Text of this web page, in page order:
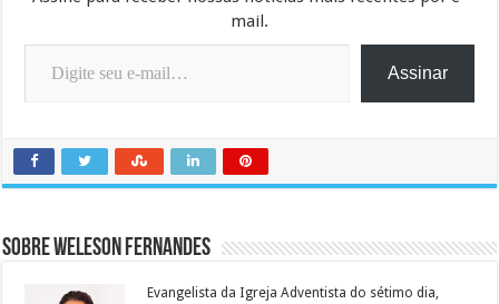
mail.
Digite seu e-mail…
Assinar
Sobre Weleson Fernandes
Evangelista da Igreja Adventista do sétimo dia,